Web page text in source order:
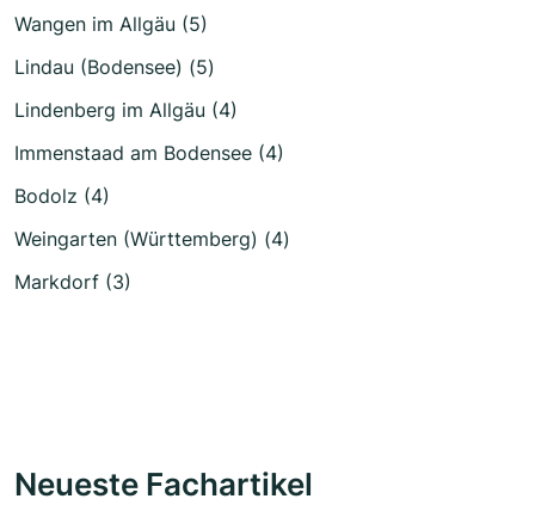
Wangen im Allgäu (5)
Lindau (Bodensee) (5)
Lindenberg im Allgäu (4)
Immenstaad am Bodensee (4)
Bodolz (4)
Weingarten (Württemberg) (4)
Markdorf (3)
Neueste Fachartikel